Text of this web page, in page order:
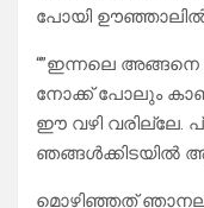
പോയി
“”ഇന്നലെ
നോക്ക് പോലും
ഈ വഴി വരില്ലേ.
ഞങ്ങൾക്കിടയിൽ
മൊഴിഞ്ഞത്